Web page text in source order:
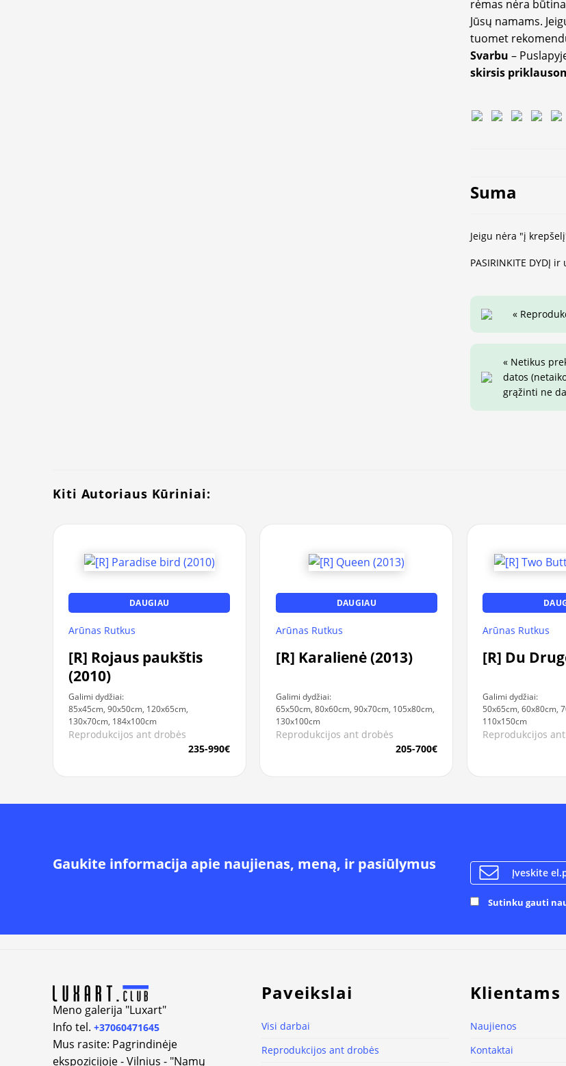
rėmas nėra
Jūsų namams.
tuomet
Svarbu –
skirsis
Suma
Jeigu nėra "į
PASIRINKITE DYDĮ
«
« Netikus
datos
grąžinti ne
Kiti Autoriaus Kūriniai:
DAUGIAU
Arūnas Rutkus
[R] Rojaus paukštis
(2010)
Galimi dydžiai:
85x45cm, 90x50cm, 120x65cm,
130x70cm, 184x100cm
Reprodukcijos ant drobės
235-990€
DAUGIAU
Arūnas Rutkus
[R] Karalienė (2013)
Galimi dydžiai:
65x50cm, 80x60cm, 90x70cm, 105x80cm,
130x100cm
Reprodukcijos ant drobės
205-700€
Arūnas Rutkus
[R] Du
Galimi dydžiai:
50x65cm, 60x80cm,
110x150cm
Reprodukcijos
Gaukite informacija apie naujienas, meną, ir pasiūlymus
Sutinku gauti
Meno galerija "Luxart"
Info tel. +37060471645
Mus rasite: Pagrindinėje
ekspozicijoje - Vilnius - "Namų
Paveikslai
Visi darbai
Reprodukcijos ant drobės
Klientams
Naujienos
Kontaktai